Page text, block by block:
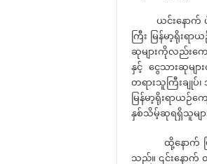
ယင်းနောက် ပဲခူး
ကြီး မြန်မာ့ရိုး
ဆုများကိုလည်းကေ
နှင့် ငွေသားဆုမျ
တရားသူကြီးချုပ်၊
မြန်မာ့ရိုးရာယ
နှစ်သိမ့်ဆုရရှိသူမျာ
ထို့နောက် ပြိုင်
သည်။ ၎င်းနောက်